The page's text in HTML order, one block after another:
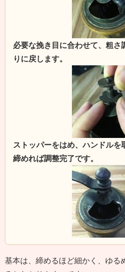
必要な挽き目に合わせて、粗さ
りに戻します。
ストッパーをはめ、ハンドルを
締めれば調整完了です。
基本は、締めるほど細かく、ゆる